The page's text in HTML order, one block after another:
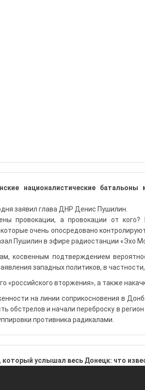
националистические
заявил глава ДНР Денис Пушилин.
провокации, а провокации от кого?
очень опосредовано
Пушилин в эфире радиостанции «Эхо
косвенным подтверждением
западных политиков, в
«российского вторжения», а также
на линии соприкосновения в
обстрелов и начали переброску в
противника радикалами.
который услышал весь Донецк: что